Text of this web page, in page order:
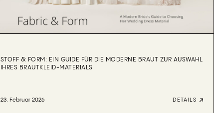
STOFF & FORM: EIN GUIDE FÜR DIE MODERNE BRAUT ZUR AUSWAHL
IHRES BRAUTKLEID-MATERIALS
23. Februar 2026 DETAILS